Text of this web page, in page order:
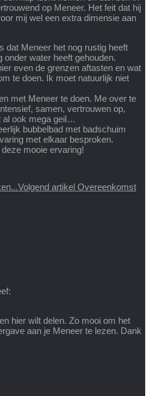
op Meneer. Het feit dat hij
mij wel een extra dimensie aan
dat Meneer het nog rustig heeft
onder water heeft gehouden.
even de grenzen aftasten en wat
te doen. Ik moet natuurlijk niet
met Meneer te doen. Me over te
samen, vertrouwen op,
al ook mega geil…
bubbelbad met badschuim
met elkaar besproken.
mooie ervaring!
Volgend artikel Overeenkomst
hier wilt delen. Zo mooi om het
aan je Meneer te lezen. Dank